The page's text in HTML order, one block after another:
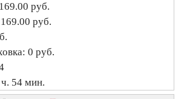
руб.
руб.
0 руб.
54 мин.